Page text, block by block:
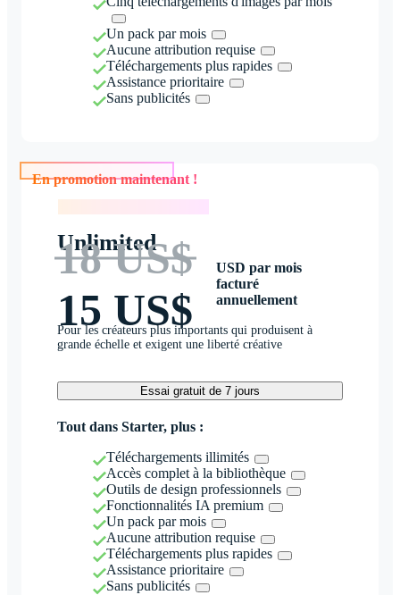
Un pack par mois
Aucune attribution requise
Téléchargements plus rapides
Assistance prioritaire
Sans publicités
En promotion maintenant !
Unlimited
18 US$
15 US$
USD par mois
facturé
annuellement
Pour les créateurs plus importants qui produisent à
grande échelle et exigent une liberté créative
Essai gratuit de 7 jours
Tout dans Starter, plus :
Téléchargements illimités
Accès complet à la bibliothèque
Outils de design professionnels
Fonctionnalités IA premium
Un pack par mois
Aucune attribution requise
Téléchargements plus rapides
Assistance prioritaire
Sans publicités